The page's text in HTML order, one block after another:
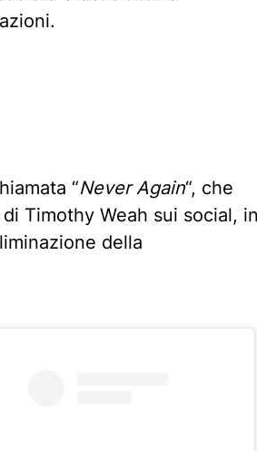
“Never Again“, che
Timothy Weah sui social, in
della